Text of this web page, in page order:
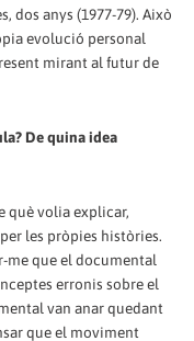
dos anys (1977-79). Això
evolució personal
mirant al futur de
De quina idea
què volia explicar,
les pròpies històries.
me que el documental
erronis sobre el
van anar quedant
que el moviment